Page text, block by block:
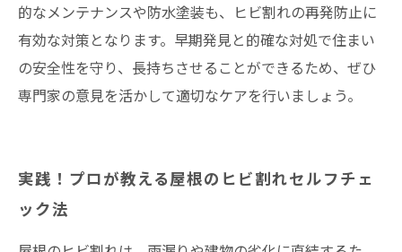
的なメンテナンスや防水塗装も、ヒビ割れの再発防止に
有効な対策となります。早期発見と的確な対処で住まい
の安全性を守り、長持ちさせることができるため、ぜひ
専門家の意見を活かして適切なケアを行いましょう。
実践！プロが教える屋根のヒビ割れセルフチェ
ック法